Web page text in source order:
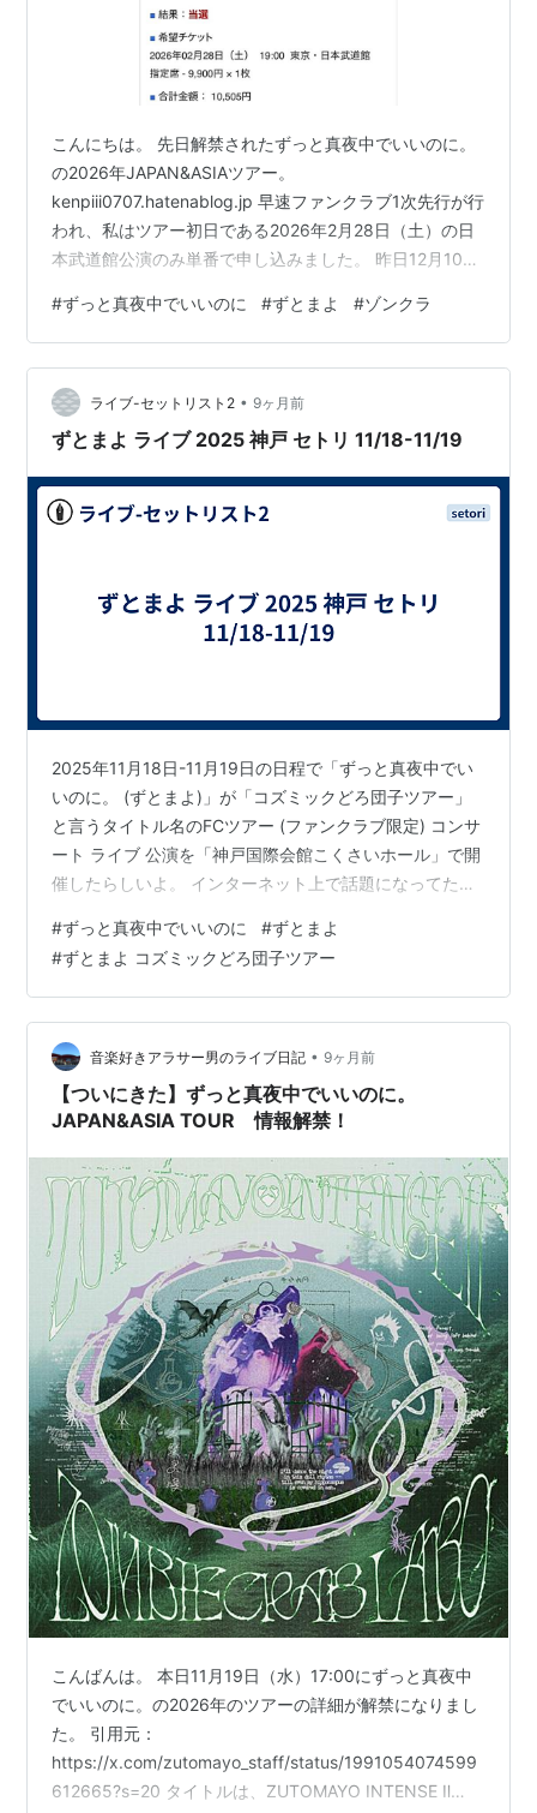
こんにちは。 先日解禁されたずっと真夜中でいいのに。
の2026年JAPAN&ASIAツアー。
kenpiii0707.hatenablog.jp 早速ファンクラブ1次先行が行
われ、私はツアー初日である2026年2月28日（土）の日
本武道館公演のみ単番で申し込みました。 昨日12月10日
発表されることは無く... 18:37に当落発表延期のメールが
きました。 お詫びの文面はあれど、延期後の当落発表日
時の記載がなかったので、どうしたんだろう、何かやら
かしたのかなと心配になりながら気長に待っていると、
20:15に再びメールがきて抽選結果が届…
#ずっと真夜中でいいのに #ずとまよ #ゾンクラ
ライブ-セットリスト2 • 9ヶ月前
ずとまよ ライブ 2025 神戸 セトリ 11/18-11/19
2025年11月18日-11月19日の日程で「ずっと真夜中でい
いのに。 (ずとまよ)」が「コズミックどろ団子ツアー」
と言うタイトル名のFCツアー (ファンクラブ限定) コンサ
ート ライブ 公演を「神戸国際会館こくさいホール」で開
催したらしいよ。 インターネット上で話題になってたか
setlist2ブログに掲載するよ。 では、この記事に
「2025/11/18-11/19 ずっと真夜中でいいのに - コズミッ
クどろ団子ツアー ライブ 兵庫 神戸 公演」のネタバレ (曲
目や曲順)があるからブログ読者さんは注意してね。
#ずっと真夜中でいいのに #ずとまよ
#ずとまよ コズミックどろ団子ツアー
音楽好きアラサー男のライブ日記 • 9ヶ月前
【ついにきた】ずっと真夜中でいいのに。
JAPAN&ASIA TOUR 情報解禁！
こんばんは。 本日11月19日（水）17:00にずっと真夜中
でいいのに。の2026年のツアーの詳細が解禁になりまし
た。 引用元：
https://x.com/zutomayo_staff/status/1991054074599
612665?s=20 タイトルは、ZUTOMAYO INTENSE Ⅱ